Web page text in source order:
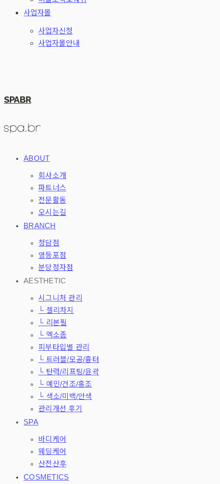
사업자몰
사업자신청
사업자몰안내
SPABR
ABOUT
회사소개
파트너스
전문활동
오시는길
BRANCH
청담점
영등포점
분당정자점
AESTHETIC
시그니처 관리
└ 셀리차지
└ 리본필
└ 엑소좀
피부타입별 관리
└ 트러블/모공/흉터
└ 탄력/리프팅/윤곽
└ 예민/건조/홍조
└ 색소/미백/안색
관리개선 후기
SPA
바디케어
웨딩케어
산전산후
COSMETICS